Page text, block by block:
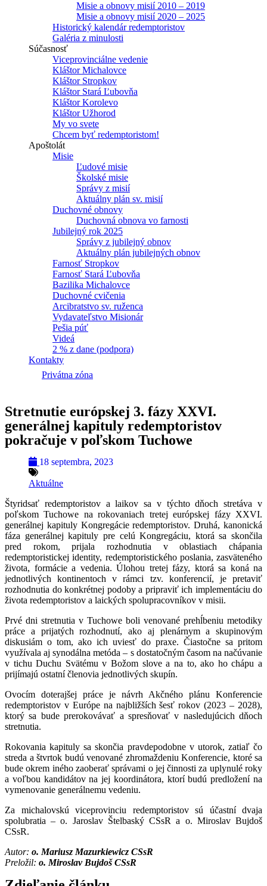
Misie a obnovy misií 2010 – 2019
Misie a obnovy misií 2020 – 2025
Historický kalendár redemptoristov
Galéria z minulosti
Súčasnosť
Viceprovinciálne vedenie
Kláštor Michalovce
Kláštor Stropkov
Kláštor Stará Ľubovňa
Kláštor Korolevo
Kláštor Užhorod
My vo svete
Chcem byť redemptoristom!
Apoštolát
Misie
Ľudové misie
Školské misie
Správy z misií
Aktuálny plán sv. misií
Duchovné obnovy
Duchovná obnova vo farnosti
Jubilejný rok 2025
Správy z jubilejný obnov
Aktuálny plán jubilejných obnov
Farnosť Stropkov
Farnosť Stará Ľubovňa
Bazilika Michalovce
Duchovné cvičenia
Arcibratstvo sv. ruženca
Vydavateľstvo Misionár
Pešia púť
Videá
2 % z dane (podpora)
Kontakty
Privátna zóna
Stretnutie európskej 3. fázy XXVI.
generálnej kapituly redemptoristov
pokračuje v poľskom Tuchowe
18 septembra, 2023
Aktuálne
Štyridsať redemptoristov a laikov sa v týchto dňoch stretáva v
poľskom Tuchowe na rokovaniach tretej európskej fázy XXVI.
generálnej kapituly Kongregácie redemptoristov. Druhá, kanonická
fáza generálnej kapituly pre celú Kongregáciu, ktorá sa skončila
pred rokom, prijala rozhodnutia v oblastiach chápania
redemptoristickej identity, redemptoristického poslania, zasväteného
života, formácie a vedenia. Úlohou tretej fázy, ktorá sa koná na
jednotlivých kontinentoch v rámci tzv. konferencií, je pretaviť
rozhodnutia do konkrétnej podoby a pripraviť ich implementáciu do
života redemptoristov a laických spolupracovníkov v misii.
Prvé dni stretnutia v Tuchowe boli venované prehĺbeniu metodiky
práce a prijatých rozhodnutí, ako aj plenárnym a skupinovým
diskusiám o tom, ako ich uviesť do praxe. Čiastočne sa pritom
využívala aj synodálna metóda – s dostatočným časom na načúvanie
v tichu Duchu Svätému v Božom slove a na to, ako ho chápu a
prijímajú ostatní členovia jednotlivých skupín.
Ovocím doterajšej práce je návrh Akčného plánu Konferencie
redemptoristov v Európe na najbližších šesť rokov (2023 – 2028),
ktorý sa bude prerokovávať a spresňovať v nasledujúcich dňoch
stretnutia.
Rokovania kapituly sa skončia pravdepodobne v utorok, zatiaľ čo
streda a štvrtok budú venované zhromaždeniu Konferencie, ktoré sa
bude okrem iného zaoberať správami o jej činnosti za uplynulé roky
a voľbou kandidátov na jej koordinátora, ktorí budú predložení na
vymenovanie generálnemu vedeniu.
Za michalovskú viceprovinciu redemptoristov sú účastní dvaja
spolubratia – o. Jaroslav Štelbaský CSsR a o. Miroslav Bujdoš
CSsR.
Autor: o. Mariusz Mazurkiewicz CSsR
Preložil: o. Miroslav Bujdoš CSsR